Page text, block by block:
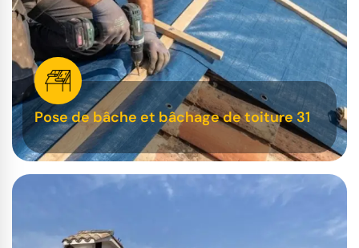
Pose de bâche et bâchage de toiture 31